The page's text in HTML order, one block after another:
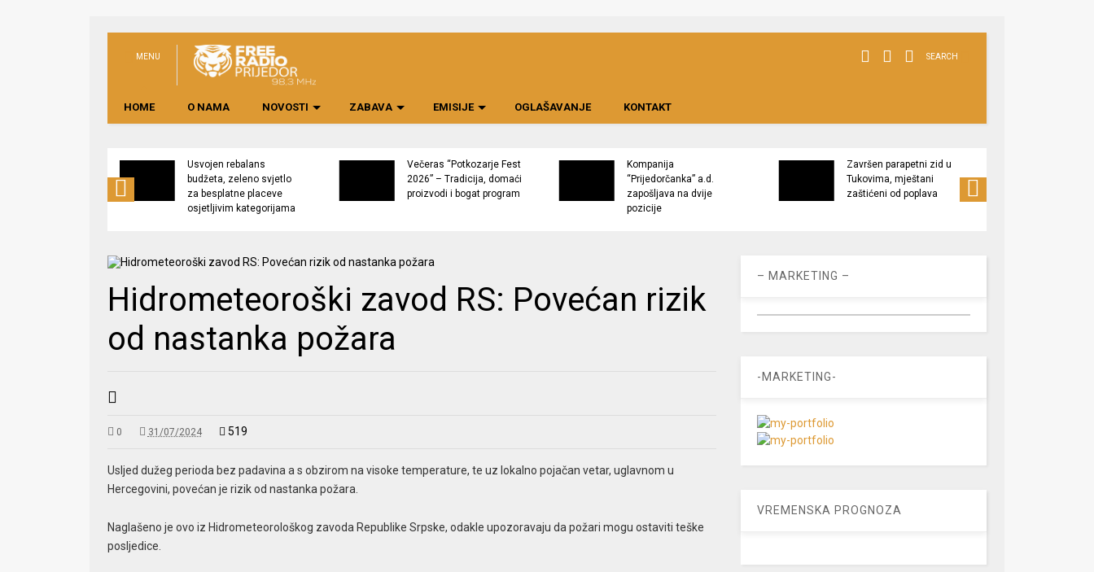
MENU SEARCH
HOME O NAMA NOVOSTI ZABAVA EMISIJE OGLAŠAVANJE KONTAKT
Usvojen rebalans
budžeta, zeleno svjetlo
za besplatne placeve
osjetljivim kategorijama
Večeras “Potkozarje Fest
2026” – Tradicija, domaći
proizvodi i bogat program
Kompanija
“Prijedorčanka” a.d.
zapošljava na dvije
pozicije
Završen parapetni zid u
Tukovima, mještani
zaštićeni od poplava
Hidrometeoroški zavod RS: Povećan rizik
od nastanka požara
0 31/07/2024 519
Usljed dužeg perioda bez padavina a s obzirom na visoke temperature, te uz lokalno pojačan vetar, uglavnom u
Hercegovini, povećan je rizik od nastanka požara.
Naglašeno je ovo iz Hidrometeorološkog zavoda Republike Srpske, odakle upozoravaju da požari mogu ostaviti teške
posljedice.
– MARKETING –
-MARKETING-
VREMENSKA PROGNOZA